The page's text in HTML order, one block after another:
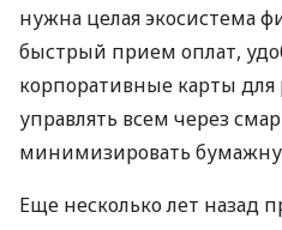
нужна целая экосистема
быстрый прием оплат,
корпоративные карты для
управлять всем через
минимизировать
Еще несколько лет назад